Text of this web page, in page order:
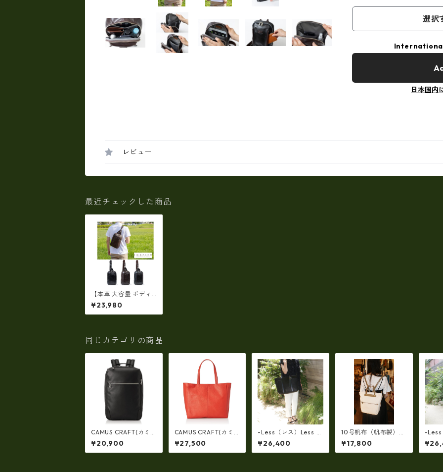
選択
日本国内
レビュー
最近チェックした商品
【本革 大容量 ボディ
バッグ】INNFITH FIZZ
本革ボディバッグ 大容
量 メンズ 通勤 普段使
¥23,980
同じカテゴリの商品
CAMUS CRAFT(カミ
ュクラフト) ビジネス
バッグ リュックサック
日本製 撥水 軽量 ユニ
¥20,900
CAMUS CRAFT(カミ
ュクラフト) ビジネス
バッグ トートバッグ
日本製 撥水 軽量 ユニ
¥27,500
-Less（レス）Less D
ESIGN(レスデザイン)S
carred Texture（牛
革）斜め掛け＆多機能
¥26,400
10号帆布（帆布製）M
a h L 革コンビ・リュ
ック 7M2-1144
¥17,800
-Less
革）